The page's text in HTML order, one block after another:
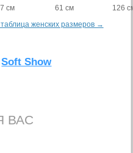
см 61 см
126
женских размеров →
Soft Show
ВАС